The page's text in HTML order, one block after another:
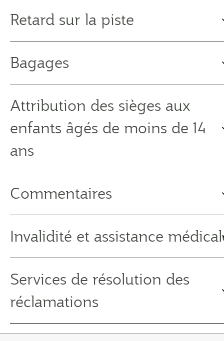
Retard sur la piste
Bagages
Attribution des sièges aux
enfants âgés de moins de 14
ans
Commentaires
Invalidité et assistance
Services de résolution des
réclamations